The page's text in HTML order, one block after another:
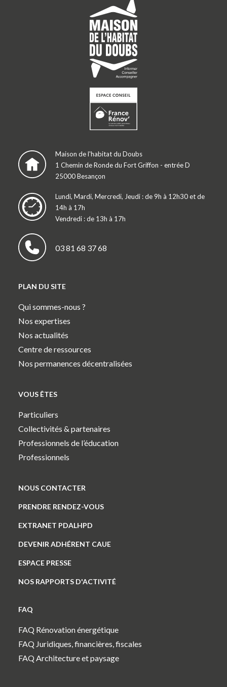
Maison de l'habitat du Doubs
1 Chemin de Ronde du Fort Griffon - entrée D
25000 Besançon
Lundi, Mardi, Mercredi, Jeudi : de 9h à 12h30 et de
14h à 17h
Vendredi : de 13h à 17h
03 81 68 37 68
PLAN DU SITE
Qui sommes-nous ?
Nos expertises
Nos actualités
Centre de ressources
Nos permanences décentralisées
VOUS ÊTES
Particuliers
Collectivités & partenaires
Professionnels de l’éducation
Professionnels
NOUS CONTACTER
PRENDRE RENDEZ-VOUS
EXTRANET PDALHPD
DEVENIR ADHÉRENT CAUE
ESPACE PRESSE
NOS RAPPORTS D'ACTIVITÉ
FAQ
FAQ Rénovation énergétique
FAQ Juridiques, financières, fiscales
FAQ Architecture et paysage